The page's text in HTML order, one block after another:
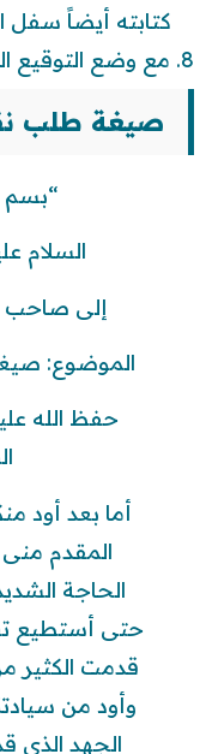
كتابته أيضاً سفل
مع وضع
صيغة طلب
“بسم
السلام
إلى صاحب
الموضوع:
حفظ الله
أما بعد أود
المقدم
الحاجة
حتى أستطيع
قدمت الكثير
وأود من
الجهد الذي